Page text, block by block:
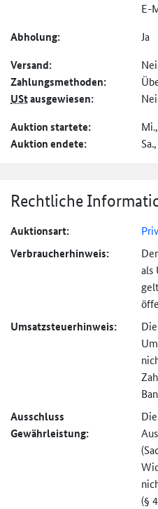
E-
Abholung: Ja
Versand:
Zahlungs­methoden:
UStausgewiesen:
Auktion startete:
Auktion endete:
Rechtliche
Auktionsart:
Verbraucher­hinweis:
als
Umsatzsteuer­hinweis:
Ausschluss
Gewährleistung:
(§